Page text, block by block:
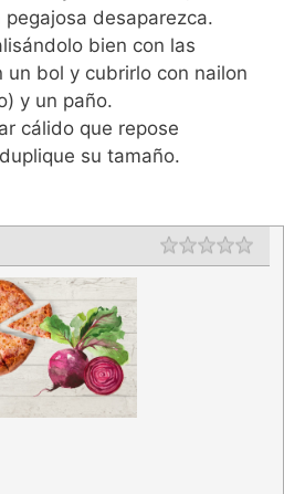
desaparezca.
bien con las
un bol y cubrirlo con nailon
y un paño.
cálido que repose
su tamaño.